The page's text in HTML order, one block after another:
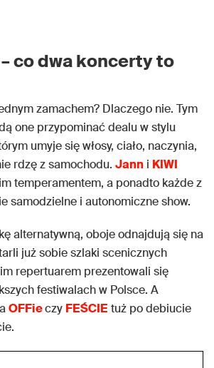
co dwa koncerty to
zamachem? Dlaczego nie. Tym
one przypominać dealu w stylu
umyje się włosy, ciało, naczynia,
rdzę z samochodu. Jann i KIWI
temperamentem, a ponadto każde z
samodzielne i autonomiczne show.
alternatywną, oboje odnajdują się na
już sobie szlaki scenicznych
repertuarem prezentowali się
festiwalach w Polsce. A
OFFieczy FEŚCIE tuż po debiucie